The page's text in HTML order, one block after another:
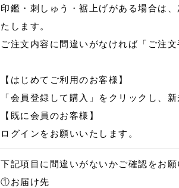
印鑑・刺しゅう・裾上げがある場合は
たします。
ご注文内容に間違いがなければ「ご注
【はじめてご利用のお客様】
「会員登録して購入」をクリックし、
【既に会員のお客様】
ログインをお願いいたします。
下記項目に間違いがないかご確認をお願
①お届け先